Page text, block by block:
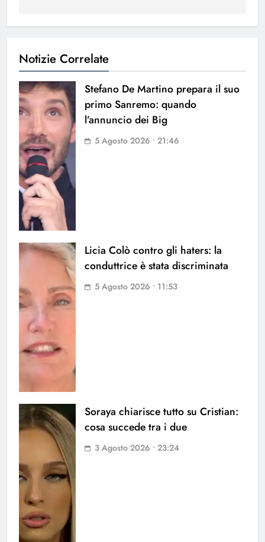
Notizie Correlate
Stefano De Martino prepara il suo
primo Sanremo: quando
l’annuncio dei Big
5 Agosto 2026 • 21:46
Licia Colò contro gli haters: la
conduttrice è stata discriminata
5 Agosto 2026 • 11:53
Soraya chiarisce tutto su Cristian:
cosa succede tra i due
3 Agosto 2026 • 23:24